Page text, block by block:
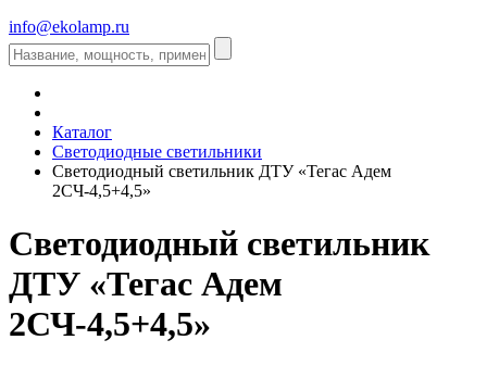
info@ekolamp.ru
Каталог
Светодиодные светильники
Светодиодный светильник ДТУ «Тегас Адем
2СЧ-4,5+4,5»
Светодиодный светильник
ДТУ «Тегас Адем
2СЧ-4,5+4,5»